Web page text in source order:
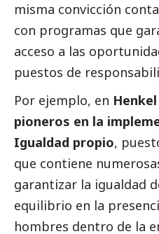
misma convicción
con programas que
acceso a las
puestos de
Por ejemplo, en
pioneros en la
Igualdad propio,
que contiene
garantizar la igualdad
equilibrio en la
hombres dentro de la